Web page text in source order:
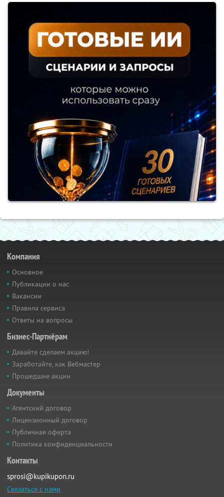
Компания
Основное
Публикации о нас
Вакансии
Правила сервиса
Ответы на вопросы
Бизнес-Партнёрам
Давайте сделаем акцию!
Заработайте, как Вебмастер
Прошедшие акции
Документы
Агентский договор
Лицензионный договор
Публичная оферта
Политика конфиденциальности
Контакты
sprosi@kupikupon.ru
Связаться с нами